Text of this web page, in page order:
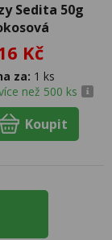
Sedita 50g
Kč
za: 1 ks
než 500 ks